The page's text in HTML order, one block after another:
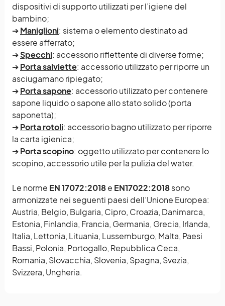
dispositivi di supporto utilizzati per l’igiene del
bambino;
➔Maniglioni: sistema o elemento destinato ad
essere afferrato;
➔Specchi: accessorio riflettente di diverse forme;
➔Porta salviette: accessorio utilizzato per riporre un
asciugamano ripiegato;
➔Porta sapone: accessorio utilizzato per contenere
sapone liquido o sapone allo stato solido (porta
saponetta);
➔Porta rotoli: accessorio bagno utilizzato per riporre
la carta igienica;
➔Porta scopino: oggetto utilizzato per contenere lo
scopino, accessorio utile per la pulizia del water.
Le norme EN 17072:2018e EN17022:2018sono
armonizzate nei seguenti paesi dell’Unione Europea:
Austria, Belgio, Bulgaria, Cipro, Croazia, Danimarca,
Estonia, Finlandia, Francia, Germania, Grecia, Irlanda,
Italia, Lettonia, Lituania, Lussemburgo, Malta, Paesi
Bassi, Polonia, Portogallo, Repubblica Ceca,
Romania, Slovacchia, Slovenia, Spagna, Svezia,
Svizzera, Ungheria.